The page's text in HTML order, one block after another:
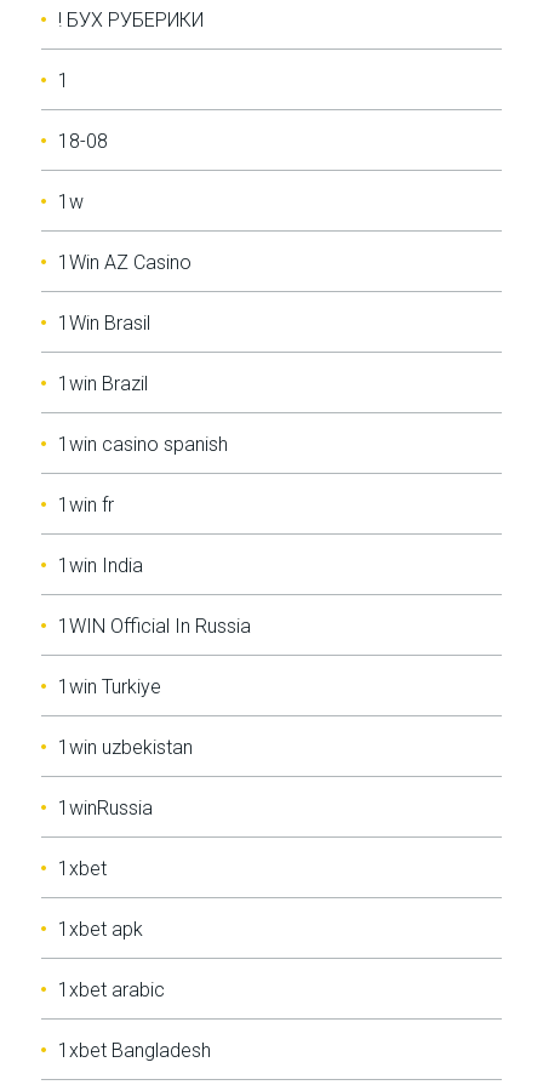
! БУХ РУБЕРИКИ
1
18-08
1w
1Win AZ Casino
1Win Brasil
1win Brazil
1win casino spanish
1win fr
1win India
1WIN Official In Russia
1win Turkiye
1win uzbekistan
1winRussia
1xbet
1xbet apk
1xbet arabic
1xbet Bangladesh